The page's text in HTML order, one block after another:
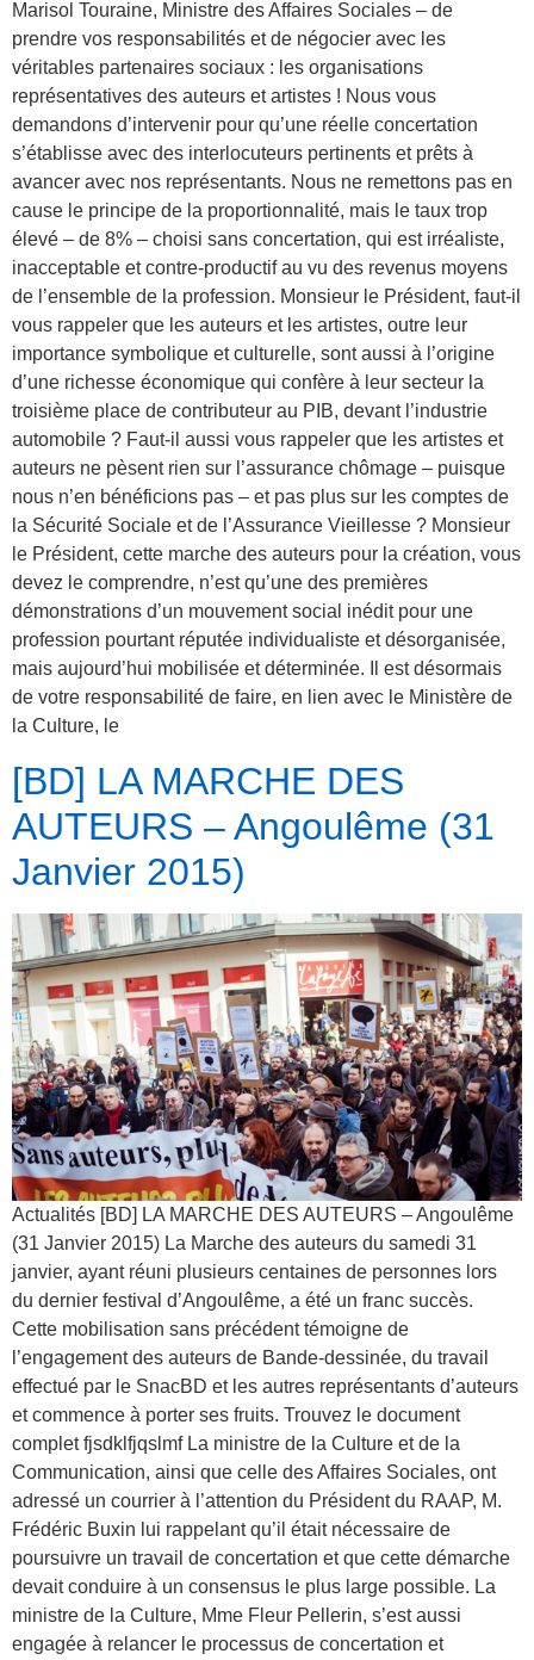
Marisol Touraine, Ministre des Affaires Sociales – de
prendre vos responsabilités et de négocier avec les
véritables partenaires sociaux : les organisations
représentatives des auteurs et artistes ! Nous vous
demandons d’intervenir pour qu’une réelle concertation
s’établisse avec des interlocuteurs pertinents et prêts à
avancer avec nos représentants. Nous ne remettons pas en
cause le principe de la proportionnalité, mais le taux trop
élevé – de 8% – choisi sans concertation, qui est irréaliste,
inacceptable et contre-productif au vu des revenus moyens
de l’ensemble de la profession. Monsieur le Président, faut-il
vous rappeler que les auteurs et les artistes, outre leur
importance symbolique et culturelle, sont aussi à l’origine
d’une richesse économique qui confère à leur secteur la
troisième place de contributeur au PIB, devant l’industrie
automobile ? Faut-il aussi vous rappeler que les artistes et
auteurs ne pèsent rien sur l’assurance chômage – puisque
nous n’en bénéficions pas – et pas plus sur les comptes de
la Sécurité Sociale et de l’Assurance Vieillesse ? Monsieur
le Président, cette marche des auteurs pour la création, vous
devez le comprendre, n’est qu’une des premières
démonstrations d’un mouvement social inédit pour une
profession pourtant réputée individualiste et désorganisée,
mais aujourd’hui mobilisée et déterminée. Il est désormais
de votre responsabilité de faire, en lien avec le Ministère de
la Culture, le
[BD] LA MARCHE DES
AUTEURS – Angoulême (31
Janvier 2015)
Actualités [BD] LA MARCHE DES AUTEURS – Angoulême
(31 Janvier 2015) La Marche des auteurs du samedi 31
janvier, ayant réuni plusieurs centaines de personnes lors
du dernier festival d’Angoulême, a été un franc succès.
Cette mobilisation sans précédent témoigne de
l’engagement des auteurs de Bande-dessinée, du travail
effectué par le SnacBD et les autres représentants d’auteurs
et commence à porter ses fruits. Trouvez le document
complet fjsdklfjqslmf La ministre de la Culture et de la
Communication, ainsi que celle des Affaires Sociales, ont
adressé un courrier à l’attention du Président du RAAP, M.
Frédéric Buxin lui rappelant qu’il était nécessaire de
poursuivre un travail de concertation et que cette démarche
devait conduire à un consensus le plus large possible. La
ministre de la Culture, Mme Fleur Pellerin, s’est aussi
engagée à relancer le processus de concertation et